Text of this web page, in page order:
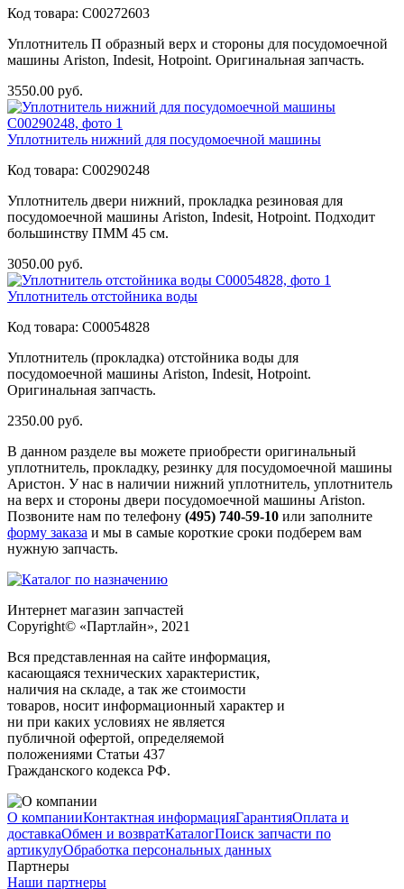
Код товара: C00272603
Уплотнитель П образный верх и стороны для посудомоечной
машины Ariston, Indesit, Hotpoint. Оригинальная запчасть.
3550.00 руб.
Уплотнитель нижний для посудомоечной машины
Код товара: C00290248
Уплотнитель двери нижний, прокладка резиновая для
посудомоечной машины Ariston, Indesit, Hotpoint. Подходит
большинству ПММ 45 см.
3050.00 руб.
Уплотнитель отстойника воды
Код товара: C00054828
Уплотнитель (прокладка) отстойника воды для
посудомоечной машины Ariston, Indesit, Hotpoint.
Оригинальная запчасть.
2350.00 руб.
В данном разделе вы можете приобрести оригинальный
уплотнитель, прокладку, резинку для посудомоечной машины
Аристон. У нас в наличии нижний уплотнитель, уплотнитель
на верх и стороны двери посудомоечной машины Ariston.
Позвоните нам по телефону (495) 740-59-10 или заполните
форму заказа и мы в самые короткие сроки подберем вам
нужную запчасть.
Интернет магазин запчастей
Copyright© «Партлайн», 2021
Вся представленная на сайте информация,
касающаяся технических характеристик,
наличия на складе, а так же стоимости
товаров, носит информационный характер и
ни при каких условиях не является
публичной офертой, определяемой
положениями Статьи 437
Гражданского кодекса РФ.
О компанииКонтактная информацияГарантияОплата и
доставкаОбмен и возвратКаталогПоиск запчасти по
артикулуОбработка персональных данных
Партнеры
Наши партнеры